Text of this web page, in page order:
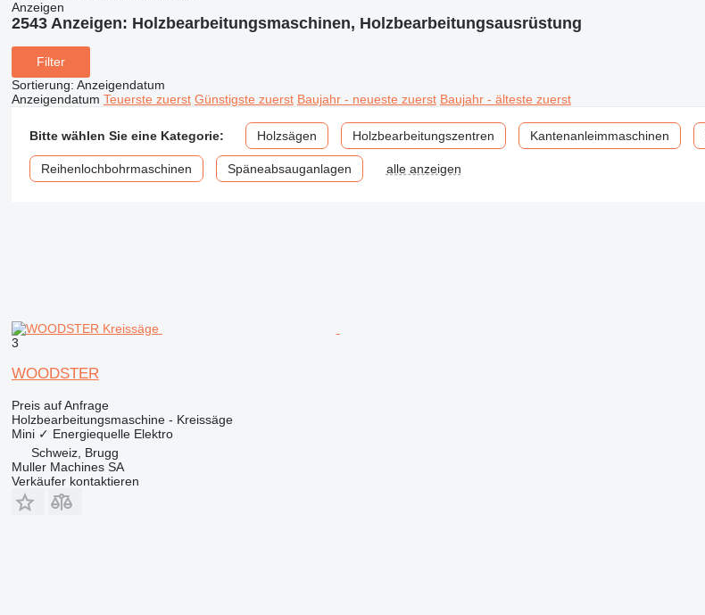
Anzeigen
2543 Anzeigen: Holzbearbeitungsmaschinen, Holzbearbeitungsausrüstung
Filter
Sortierung: Anzeigendatum
Anzeigendatum Teuerste zuerst Günstigste zuerst Baujahr - neueste zuerst Baujahr - älteste zuerst
Bitte wählen Sie eine Kategorie: Holzsägen Holzbearbeitungszentren Kantenanleimmaschinen
Reihenlochbohrmaschinen Späneabsauganlagen alle anzeigen
3
WOODSTER
Preis auf Anfrage
Holzbearbeitungsmaschine - Kreissäge
Mini ✓ Energiequelle Elektro
Schweiz, Brugg
Muller Machines SA
Verkäufer kontaktieren